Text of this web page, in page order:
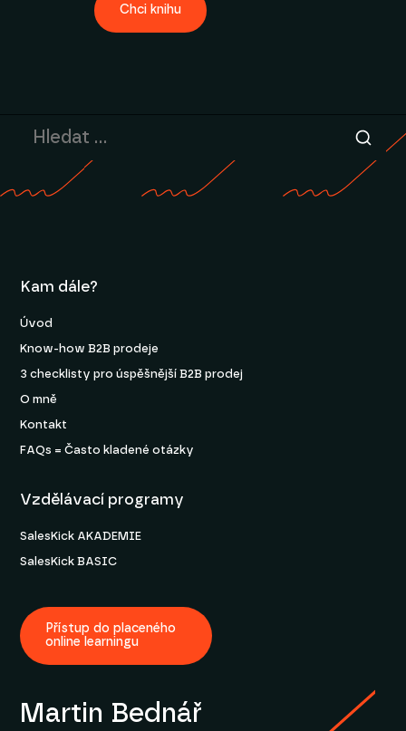
Chci knihu
Kam dále?
Úvod
Know-how B2B prodeje
3 checklisty pro úspěšnější B2B prodej
O mně
Kontakt
FAQs = Často kladené otázky
Vzdělávací programy
SalesKick AKADEMIE
SalesKick BASIC
Přístup do placeného
online learningu
Martin Bednář